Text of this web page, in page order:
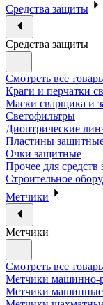
Средства защиты
Средства защиты
Смотреть все
Краги и перчатки
Маски сварщика и
Светофильтры
Диоптрические
Пластины
Очки защитные
Прочее для
Строительное
Метчики
Метчики
Смотреть все
Метчики машинно-
Метчики машинные